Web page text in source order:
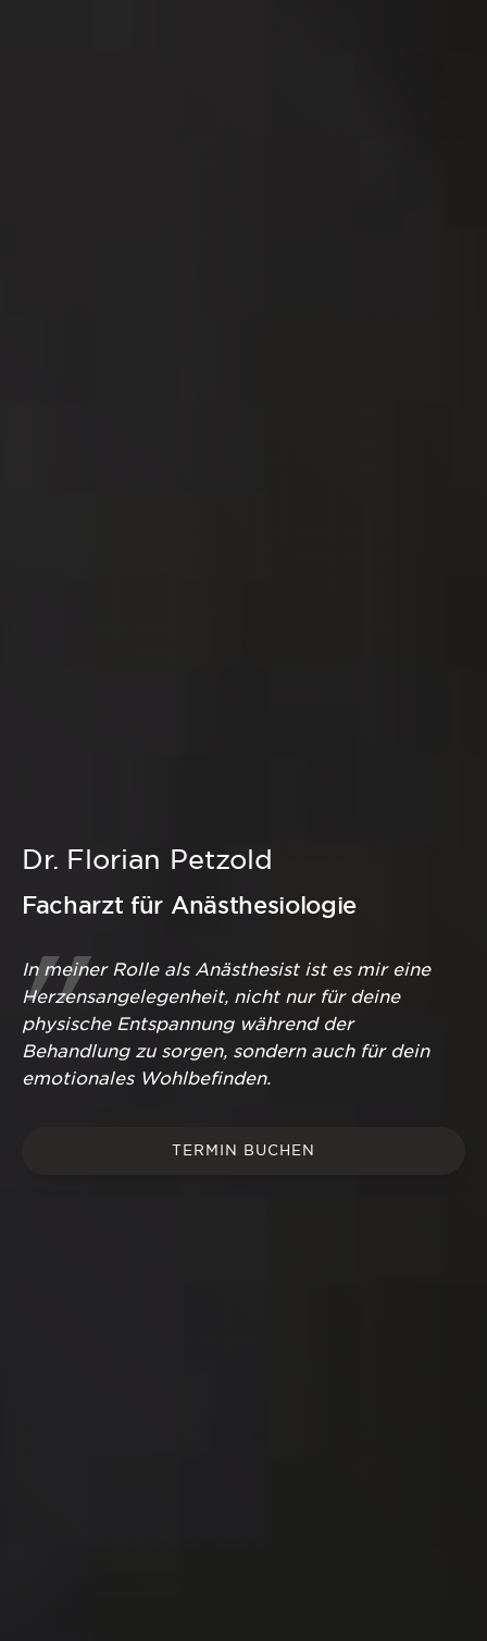
Dr. Florian Petzold
Facharzt für Anästhesiologie
In meiner Rolle als Anästhesist ist es mir eine
Herzensangelegenheit, nicht nur für deine
physische Entspannung während der
Behandlung zu sorgen, sondern auch für dein
emotionales Wohlbefinden.
TERMIN BUCHEN